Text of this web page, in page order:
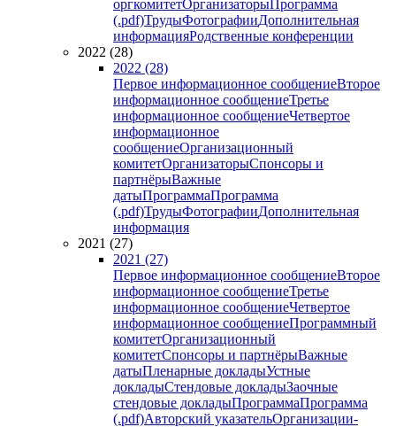
оргкомитетОрганизаторыПрограмма
(.pdf)ТрудыФотографииДополнительная
информацияРодственные конференции
2022 (28)
2022 (28)
Первое информационное сообщениеВторое
информационное сообщениеТретье
информационное сообщениеЧетвертое
информационное
сообщениеОрганизационный
комитетОрганизаторыСпонсоры и
партнёрыВажные
датыПрограммаПрограмма
(.pdf)ТрудыФотографииДополнительная
информация
2021 (27)
2021 (27)
Первое информационное сообщениеВторое
информационное сообщениеТретье
информационное сообщениеЧетвертое
информационное сообщениеПрограммный
комитетОрганизационный
комитетСпонсоры и партнёрыВажные
датыПленарные докладыУстные
докладыСтендовые докладыЗаочные
стендовые докладыПрограммаПрограмма
(.pdf)Авторский указательОрганизации-